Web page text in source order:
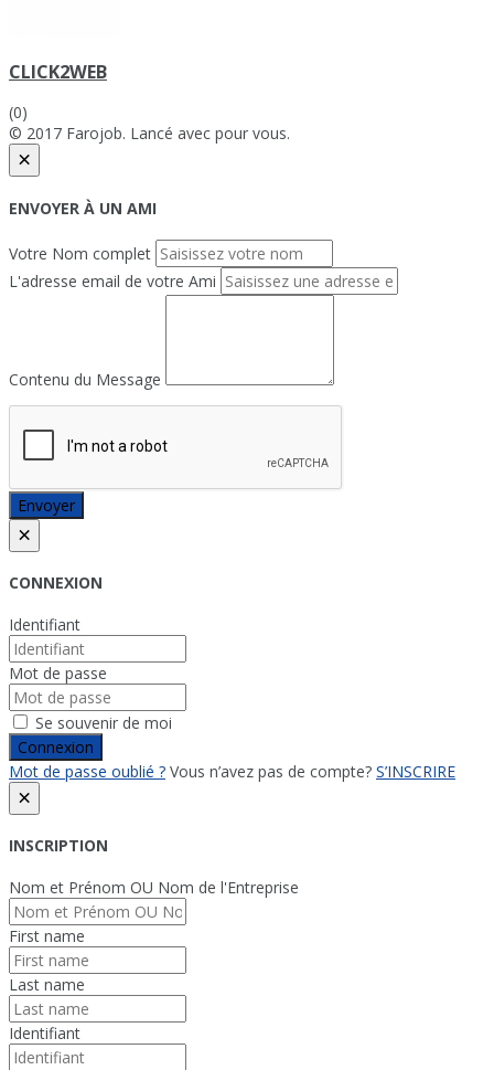
CLICK2WEB
(0)
© 2017 Farojob. Lancé avec pour vous.
×
ENVOYER À UN AMI
Votre Nom complet
L'adresse email de votre Ami
Contenu du Message
Envoyer
×
CONNEXION
Identifiant
Mot de passe
Se souvenir de moi
Connexion
Mot de passe oublié ? Vous n’avez pas de compte? S’INSCRIRE
×
INSCRIPTION
Nom et Prénom OU Nom de l'Entreprise
First name
Last name
Identifiant